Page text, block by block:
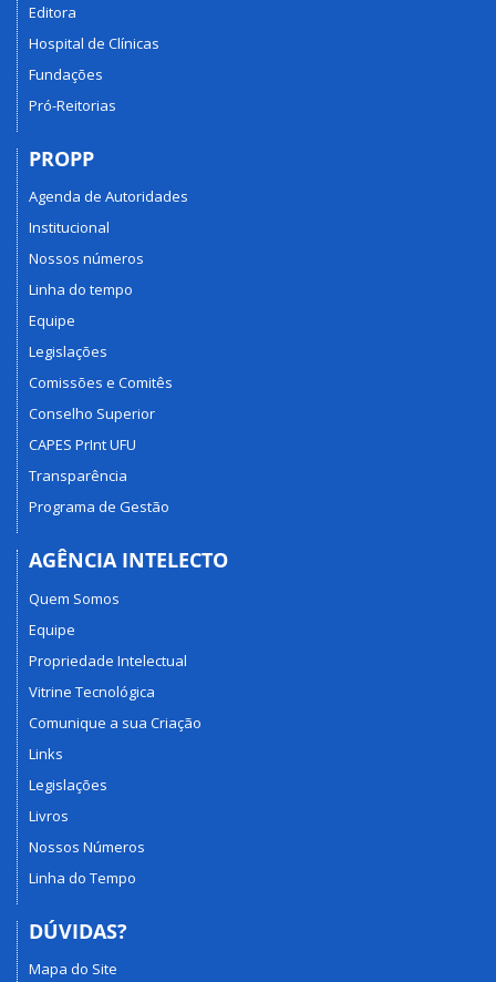
Editora
Hospital de Clínicas
Fundações
Pró-Reitorias
PROPP
Agenda de Autoridades
Institucional
Nossos números
Linha do tempo
Equipe
Legislações
Comissões e Comitês
Conselho Superior
CAPES PrInt UFU
Transparência
Programa de Gestão
AGÊNCIA INTELECTO
Quem Somos
Equipe
Propriedade Intelectual
Vitrine Tecnológica
Comunique a sua Criação
Links
Legislações
Livros
Nossos Números
Linha do Tempo
DÚVIDAS?
Mapa do Site